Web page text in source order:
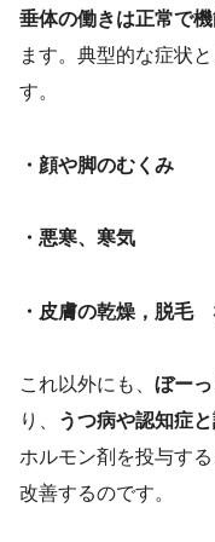
垂体の働きは正常で
ます。典型的な症状
す。
・顔や脚のむくみ
・悪寒、寒気
・皮膚の乾燥，脱毛
これ以外にも、 ぼー
り、
うつ病や認知症
ホルモン剤を投与す
改善するのです。